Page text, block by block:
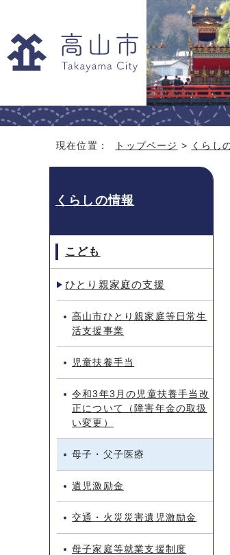
現在位置： トップページ > くらし
くらしの情報
こども
ひとり親家庭の支援
高山市ひとり親家庭等日常生
活支援事業
児童扶養手当
令和3年3月の児童扶養手当改
正について（障害年金の取扱
い変更）
母子・父子医療
遺児激励金
交通・火災災害遺児激励金
母子家庭等就業支援制度